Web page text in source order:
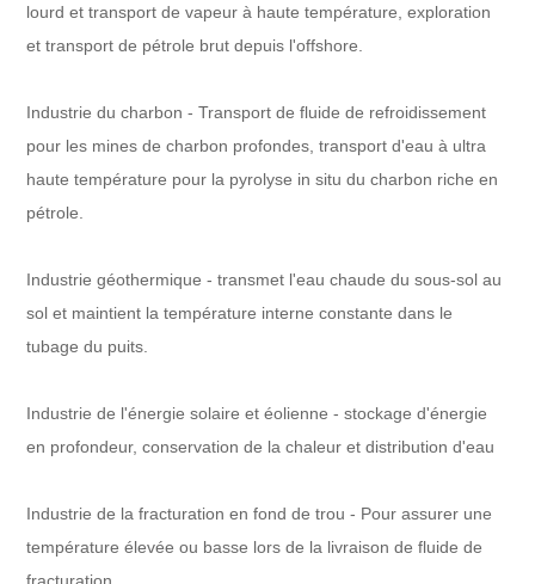
lourd et transport de vapeur à haute température, exploration
et transport de pétrole brut depuis l'offshore.
Industrie du charbon - Transport de fluide de refroidissement
pour les mines de charbon profondes, transport d'eau à ultra
haute température pour la pyrolyse in situ du charbon riche en
pétrole.
Industrie géothermique - transmet l'eau chaude du sous-sol au
sol et maintient la température interne constante dans le
tubage du puits.
Industrie de l'énergie solaire et éolienne - stockage d'énergie
en profondeur, conservation de la chaleur et distribution d'eau
Industrie de la fracturation en fond de trou - Pour assurer une
température élevée ou basse lors de la livraison de fluide de
fracturation.